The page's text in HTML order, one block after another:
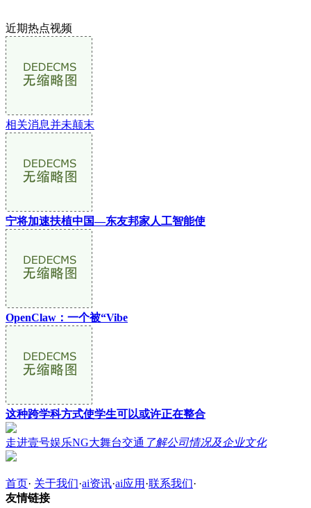
近期热点视频
相关消息并未颠末
宁将加速扶植中国—东友邦家人工智能使
OpenClaw：一个被“Vibe
这种跨学科方式使学生可以或许正在整合
走进壹号娱乐NG大舞台交通 了解公司情况及企业文化
首页· 关于我们·ai资讯·ai应用 ·联系我们·
友情链接